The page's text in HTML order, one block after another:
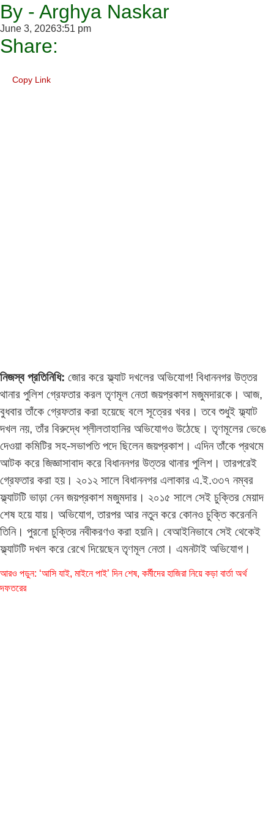
By - Arghya Naskar
June 3, 20263:51 pm
Share:
Copy Link
নিজস্ব প্রতিনিধি: জোর করে ফ্ল্যাট দখলের অভিযোগ! বিধাননগর উত্তর
থানার পুলিশ গ্রেফতার করল তৃণমূল নেতা জয়প্রকাশ মজুমদারকে। আজ,
বুধবার তাঁকে গ্রেফতার করা হয়েছে বলে সূত্রের খবর। তবে শুধুই ফ্ল্যাট
দখল নয়, তাঁর বিরুদ্ধে শ্লীলতাহানির অভিযোগও উঠেছে। তৃণমূলের ভেঙে
দেওয়া কমিটির সহ-সভাপতি পদে ছিলেন জয়প্রকাশ। এদিন তাঁকে প্রথমে
আটক করে জিজ্ঞাসাবাদ করে বিধাননগর উত্তর থানার পুলিশ। তারপরেই
গ্রেফতার করা হয়। ২০১২ সালে বিধাননগর এলাকার এ.ই.৩৩৭ নম্বর
ফ্ল্যাটটি ভাড়া নেন জয়প্রকাশ মজুমদার। ২০১৫ সালে সেই চুক্তির মেয়াদ
শেষ হয়ে যায়। অভিযোগ, তারপর আর নতুন করে কোনও চুক্তি করেননি
তিনি। পুরনো চুক্তির নবীকরণও করা হয়নি। বেআইনিভাবে সেই থেকেই
ফ্ল্যাটটি দখল করে রেখে দিয়েছেন তৃণমূল নেতা। এমনটাই অভিযোগ।
আরও পডুন: ‘আসি যাই, মাইনে পাই’ দিন‌ শেষ, কর্মীদের হাজিরা নিয়ে কড়া বার্তা অর্থ
দফতরের